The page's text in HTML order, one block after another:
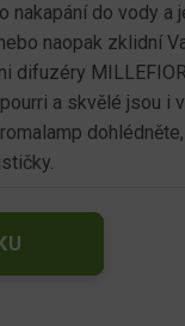
nakapání do vody a
naopak zklidní
a skvělé jsou i